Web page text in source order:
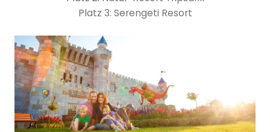
Platz 3: Serengeti Resort